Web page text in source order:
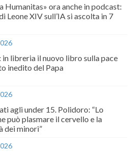
Humanitas» ora anche in podcast:
Leone XIV sull’IA si ascolta in 7
in libreria il nuovo libro sulla pace
inedito del Papa
agli under 15. Polidoro: “Lo
può plasmare il cervello e la
dei minori”